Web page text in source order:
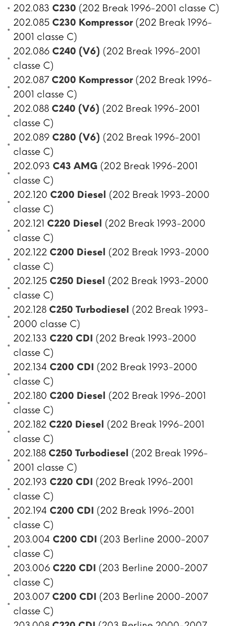
202.083 C230 (202 Break 1996-2001 classe C)
202.085 C230 Kompressor (202 Break 1996-
2001 classe C)
202.086 C240 (V6) (202 Break 1996-2001
classe C)
202.087 C200 Kompressor (202 Break 1996-
2001 classe C)
202.088 C240 (V6) (202 Break 1996-2001
classe C)
202.089 C280 (V6) (202 Break 1996-2001
classe C)
202.093 C43 AMG (202 Break 1996-2001
classe C)
202.120 C200 Diesel (202 Break 1993-2000
classe C)
202.121 C220 Diesel (202 Break 1993-2000
classe C)
202.122 C200 Diesel (202 Break 1993-2000
classe C)
202.125 C250 Diesel (202 Break 1993-2000
classe C)
202.128 C250 Turbodiesel (202 Break 1993-
2000 classe C)
202.133 C220 CDI (202 Break 1993-2000
classe C)
202.134 C200 CDI (202 Break 1993-2000
classe C)
202.180 C200 Diesel (202 Break 1996-2001
classe C)
202.182 C220 Diesel (202 Break 1996-2001
classe C)
202.188 C250 Turbodiesel (202 Break 1996-
2001 classe C)
202.193 C220 CDI (202 Break 1996-2001
classe C)
202.194 C200 CDI (202 Break 1996-2001
classe C)
203.004 C200 CDI (203 Berline 2000-2007
classe C)
203.006 C220 CDI (203 Berline 2000-2007
classe C)
203.007 C200 CDI (203 Berline 2000-2007
classe C)